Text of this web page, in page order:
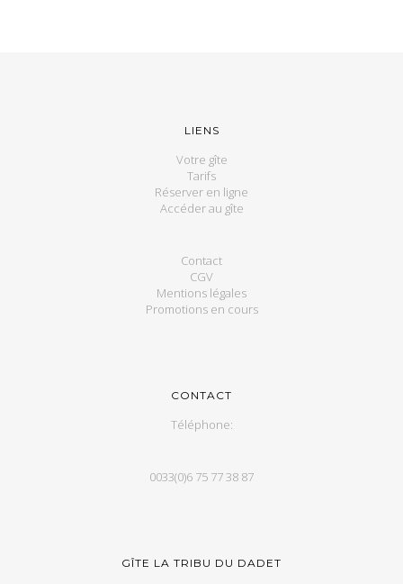
LIENS
Votre gîte
Tarifs
Réserver en ligne
Accéder au gîte
Contact
CGV
Mentions légales
Promotions en cours
CONTACT
Téléphone:
0033(0)6 75 77 38 87
GÎTE LA TRIBU DU DADET